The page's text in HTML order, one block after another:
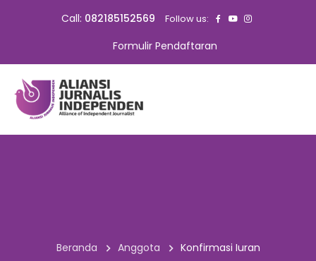
Call: 082185152569 Follow us:
Formulir Pendaftaran
Beranda Anggota Konfirmasi Iuran